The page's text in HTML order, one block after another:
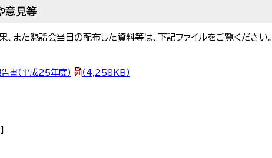
意見等
また懇話会当日の配布した資料等は、下記ファイルをご覧ください。
書（平成25年度） （4,258KB）